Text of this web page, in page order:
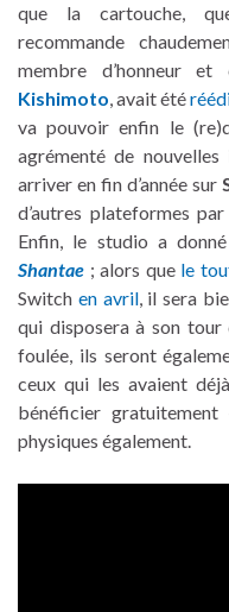
que la cartouche,
recommande
membre d’honneur
Kishimoto, avait été
va pouvoir enfin le
agrémenté de
arriver en fin d’année sur
d’autres plateformes
Enfin, le studio a
Shantae ; alors que le
Switch en avril, il sera
qui disposera à son tour
foulée, ils seront
ceux qui les avaient
bénéficier
physiques également.